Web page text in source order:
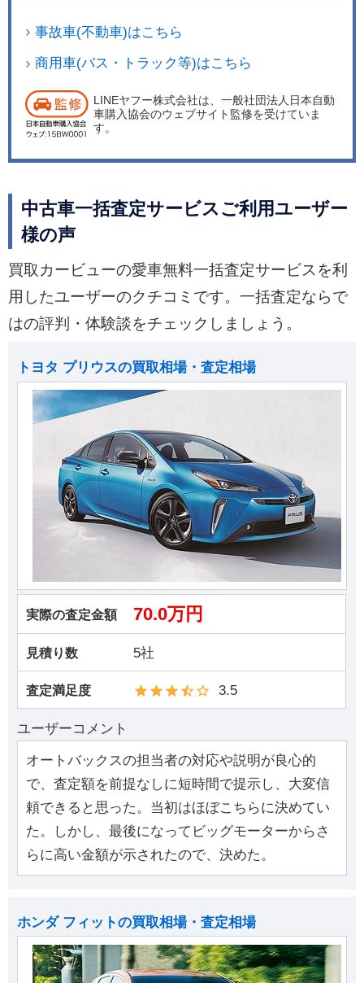
事故車(不動車)はこちら
商用車(バス・トラック等)はこちら
LINEヤフー株式会社は、一般社団法人日本自動
車購入協会のウェブサイト監修を受けていま
す。
中古車一括査定サービスご利用ユーザー
様の声
買取カービューの愛車無料一括査定サービスを利
用したユーザーのクチコミです。一括査定ならで
はの評判・体験談をチェックしましょう。
トヨタ プリウスの買取相場・査定相場
実際の査定金額 70.0万円
見積り数 5社
査定満足度 3.5
ユーザーコメント
オートバックスの担当者の対応や説明が良心的
で、査定額を前提なしに短時間で提示し、大変信
頼できると思った。当初はほぼこちらに決めてい
た。しかし、最後になってビッグモーターからさ
らに高い金額が示されたので、決めた。
ホンダ フィットの買取相場・査定相場